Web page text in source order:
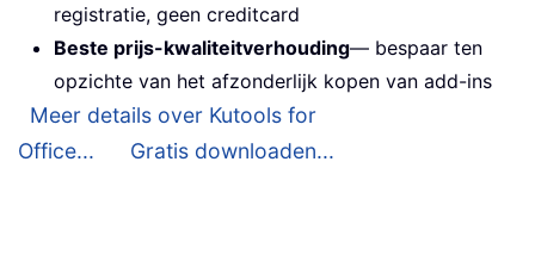
registratie, geen creditcard
Beste prijs-kwaliteitverhouding— bespaar ten
opzichte van het afzonderlijk kopen van add-ins
Meer details over Kutools for
Office...
Gratis downloaden...